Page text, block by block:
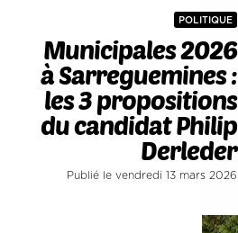
POLITIQUE
Municipales 2026
à Sarreguemines :
les 3 propositions
du candidat Philip
Derleder
Publié le vendredi 13 mars 2026